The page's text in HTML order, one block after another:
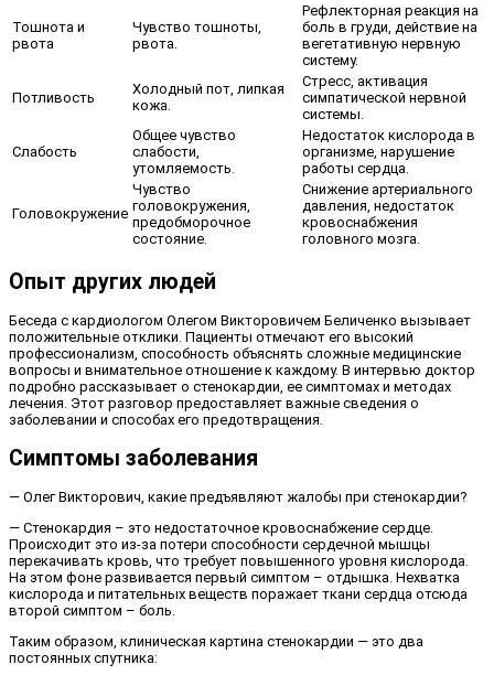
Тошнота и
рвота
Чувство тошноты,
рвота.
Рефлекторная реакция на
боль в груди, действие на
вегетативную нервную
систему.
Потливость
Холодный пот, липкая
кожа.
Стресс, активация
симпатической нервной
системы.
Слабость
Общее чувство
слабости,
утомляемость.
Недостаток кислорода в
организме, нарушение
работы сердца.
Головокружение
Чувство
головокружения,
предобморочное
состояние.
Снижение артериального
давления, недостаток
кровоснабжения
головного мозга.
Опыт других людей
Беседа с кардиологом Олегом Викторовичем Беличенко вызывает
положительные отклики. Пациенты отмечают его высокий
профессионализм, способность объяснять сложные медицинские
вопросы и внимательное отношение к каждому. В интервью доктор
подробно рассказывает о стенокардии, ее симптомах и методах
лечения. Этот разговор предоставляет важные сведения о
заболевании и способах его предотвращения.
Симптомы заболевания
— Олег Викторович, какие предъявляют жалобы при стенокардии?
— Стенокардия – это недостаточное кровоснабжение сердце.
Происходит это из-за потери способности сердечной мышцы
перекачивать кровь, что требует повышенного уровня кислорода.
На этом фоне развивается первый симптом – отдышка. Нехватка
кислорода и питательных веществ поражает ткани сердца отсюда
второй симптом – боль.
Таким образом, клиническая картина стенокардии — это два
постоянных спутника: